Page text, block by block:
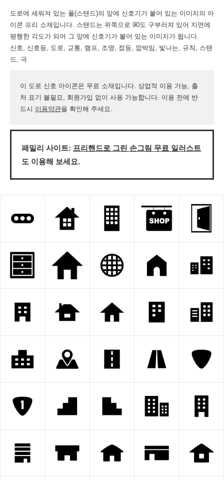
도로에 세워져 있는 폴(스탠드)의 앞에 신호기가 붙어 있는 이미지의 아
이콘 프리 소재입니다. 스탠드는 위쪽으로 90도 구부러져 있어 지면에
평행한 각도가 되어 그 앞에 신호기가 붙어 있는 이미지가 됩니다.
신호, 신호등, 도로, 교통, 램프, 조명, 점등, 깜박임, 빛나는, 규칙, 스탠
드, 극
이 도로 신호 아이콘은 무료 소재입니다. 상업적 이용 가능, 출
처 표기 불필요, 회원가입 없이 사용 가능합니다. 이용 전에 반
드시 이용약관을 확인해 주세요.
패밀리 사이트: 프리핸드로 그린 손그림 무료 일러스트
도 이용해 보세요.